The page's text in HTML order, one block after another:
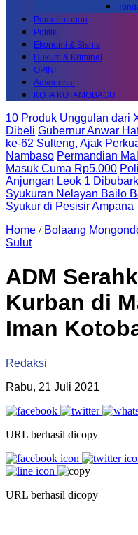
Pemerintahan
Politik
Ekonomi & Bisnis
Hukum & Kriminal
OPINI
Advertorial
KOTA KOTAMOBAGU
10 Produk Unggulan dari
Dibeli Gubernur Anwar
ke-62 Sulteng, Ajak
Nambaso Permandian
Masuk Cuma Rp5.000
Anjungan Leok 1
Syukuran Nelayan Bailo
Syukur di Pesisir Ampana
Home / Bolaang
Sulut
ADM
Kurban di
Iman
Redaksi
Rabu, 21 Juli 2021
URL berhasil dicopy
URL berhasil dicopy